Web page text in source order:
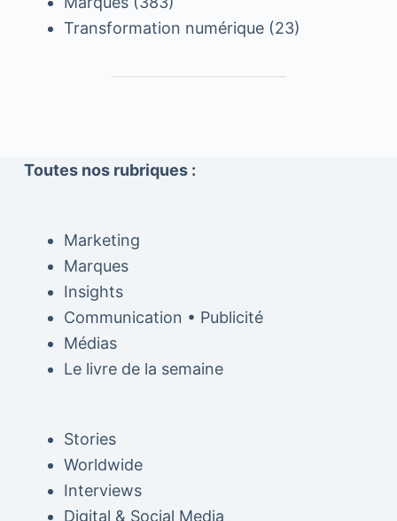
Transformation numérique(23)
Toutes nos rubriques :
Marketing
Marques
Insights
Communication • Publicité
Médias
Le livre de la semaine
Stories
Worldwide
Interviews
Digital & Social Media